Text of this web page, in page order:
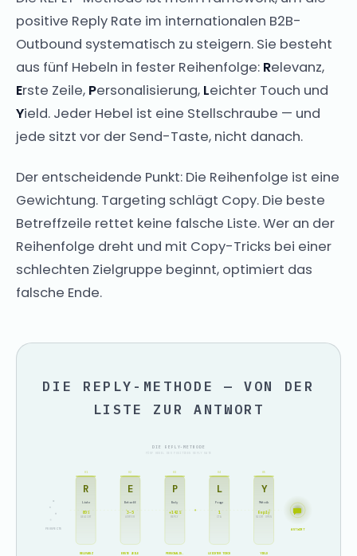
positive Reply Rate im internationalen B2B-
Outbound systematisch zu steigern. Sie besteht
aus fünf Hebeln in fester Reihenfolge: Relevanz,
Erste Zeile, Personalisierung, Leichter Touch und
Yield. Jeder Hebel ist eine Stellschraube — und
jede sitzt vor der Send-Taste, nicht danach.
Der entscheidende Punkt: Die Reihenfolge ist eine
Gewichtung. Targeting schlägt Copy. Die beste
Betreffzeile rettet keine falsche Liste. Wer an der
Reihenfolge dreht und mit Copy-Tricks bei einer
schlechten Zielgruppe beginnt, optimiert das
falsche Ende.
DIE REPLY-METHODE — VON DER
LISTE ZUR ANTWORT
DIE REPLY-METHODE
PROSPECTS
01
R
Liste
80%
RELEVANZ
02
E
Betreff
3–5
ERSTE ZEILE
03
P
Body
+142%
PERSONALIS.
04
L
Frage
1
LEICHTER TOUCH
Y
Metrik
Reply
YIELD
ANTWORT